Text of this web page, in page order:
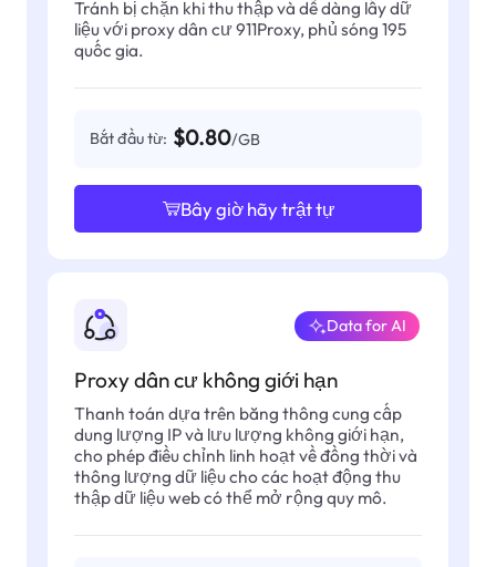
Tránh bị chặn khi thu thập và dễ dàng lấy dữ
liệu với proxy dân cư 911Proxy, phủ sóng 195
quốc gia.
Bắt đầu từ: $0.80/GB
Bây giờ hãy trật tự
Proxy dân cư không giới hạn
Data for AI
Thanh toán dựa trên băng thông cung cấp
dung lượng IP và lưu lượng không giới hạn,
cho phép điều chỉnh linh hoạt về đồng thời và
thông lượng dữ liệu cho các hoạt động thu
thập dữ liệu web có thể mở rộng quy mô.